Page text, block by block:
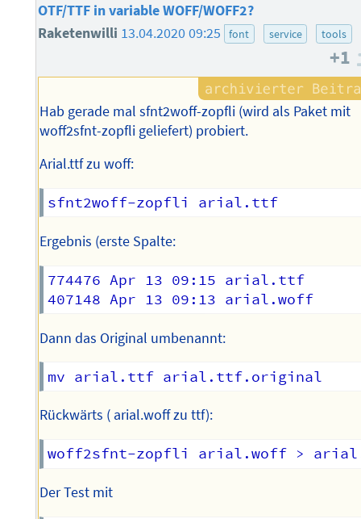
OTF/TTF in variable WOFF/WOFF2?
Raketenwilli 13.04.2020 09:25 font service tools
+1
Hab gerade mal sfnt2woff-zopfli (wird als Paket mit
woff2sfnt-zopfli geliefert) probiert.
Arial.ttf zu woff:
Ergebnis (erste Spalte:
774476 Apr 13 09:15 arial.ttf
Dann das Original umbenannt:
Rückwärts ( arial.woff zu ttf):
Der Test mit